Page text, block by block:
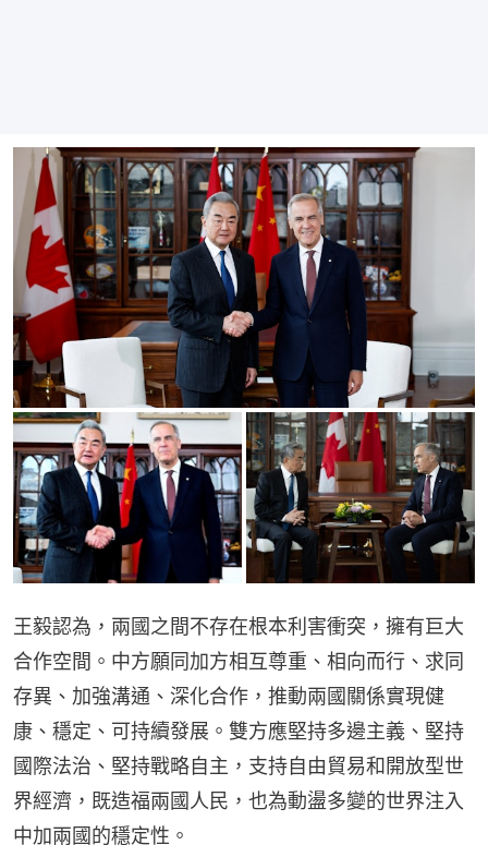
王毅認為，兩國之間不存在根本利害衝突，擁有巨大
合作空間。中方願同加方相互尊重、相向而行、求同
存異、加強溝通、深化合作，推動兩國關係實現健
康、穩定、可持續發展。雙方應堅持多邊主義、堅持
國際法治、堅持戰略自主，支持自由貿易和開放型世
界經濟，既造福兩國人民，也為動盪多變的世界注入
中加兩國的穩定性。